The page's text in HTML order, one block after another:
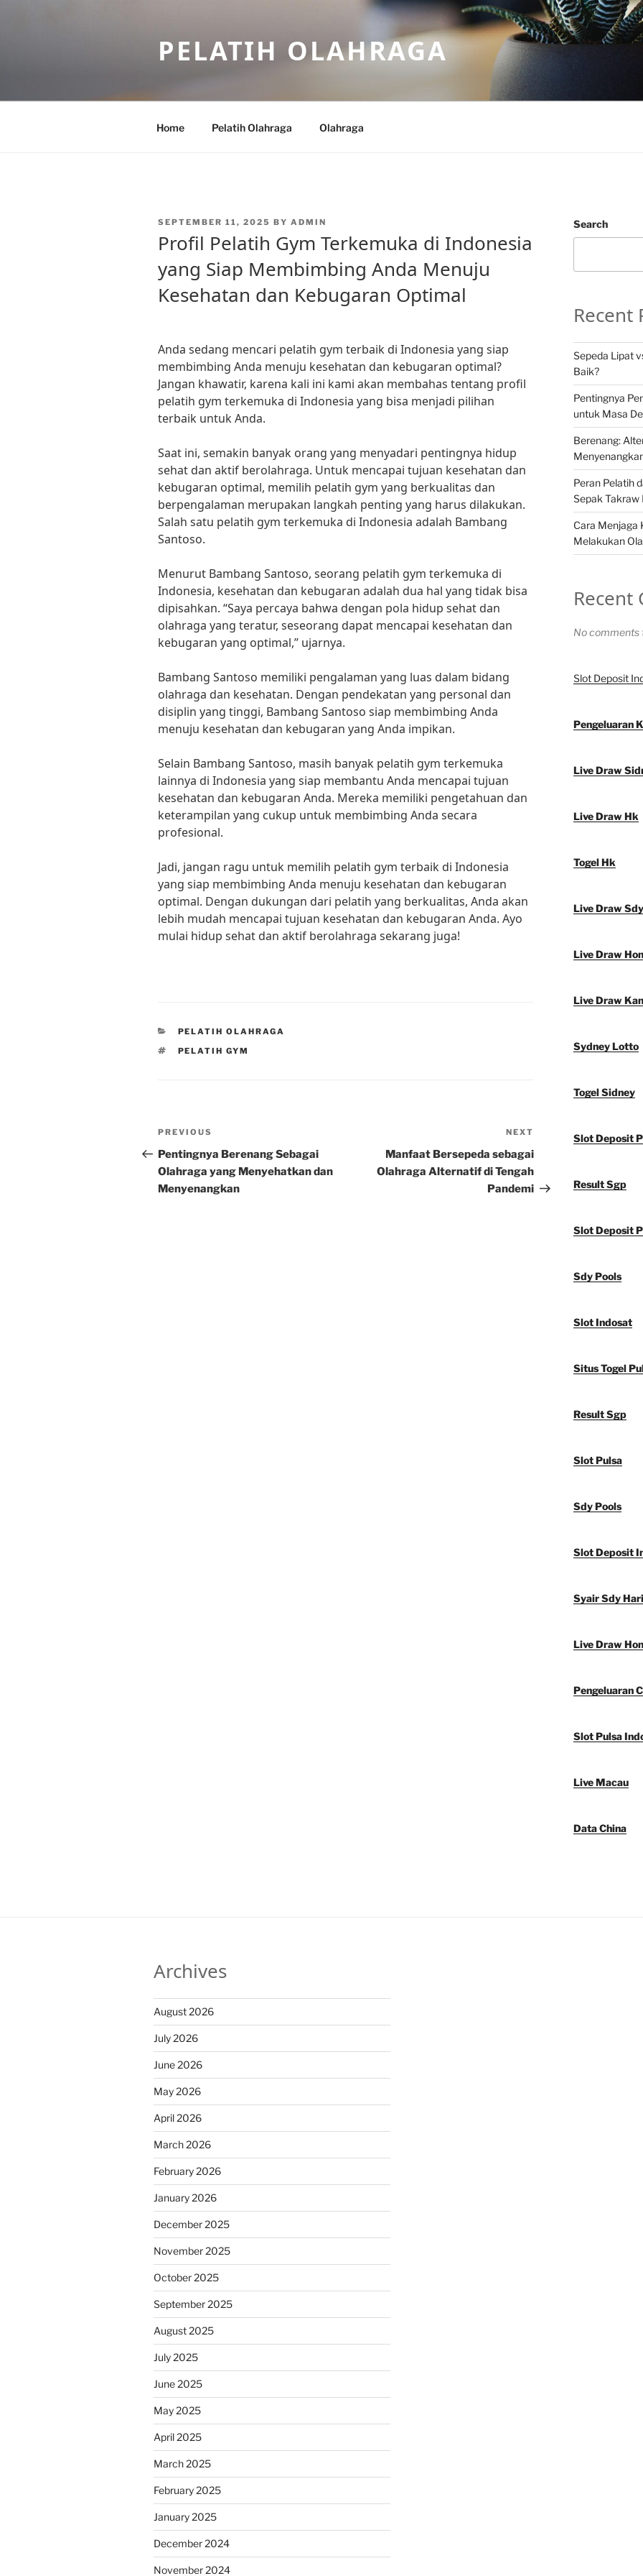
PELATIH OLAHRAGA
Home Pelatih Olahraga Olahraga
POSTED
SEPTEMBER 11, 2025 BY ADMIN
Profil Pelatih Gym Terkemuka di Indonesia
yang Siap Membimbing Anda Menuju
Kesehatan dan Kebugaran Optimal
Anda sedang mencari pelatih gym terbaik di Indonesia yang siap
membimbing Anda menuju kesehatan dan kebugaran optimal?
Jangan khawatir, karena kali ini kami akan membahas tentang profil
pelatih gym terkemuka di Indonesia yang bisa menjadi pilihan
terbaik untuk Anda.
Saat ini, semakin banyak orang yang menyadari pentingnya hidup
sehat dan aktif berolahraga. Untuk mencapai tujuan kesehatan dan
kebugaran optimal, memilih pelatih gym yang berkualitas dan
berpengalaman merupakan langkah penting yang harus dilakukan.
Salah satu pelatih gym terkemuka di Indonesia adalah Bambang
Santoso.
Menurut Bambang Santoso, seorang pelatih gym terkemuka di
Indonesia, kesehatan dan kebugaran adalah dua hal yang tidak bisa
dipisahkan. “Saya percaya bahwa dengan pola hidup sehat dan
olahraga yang teratur, seseorang dapat mencapai kesehatan dan
kebugaran yang optimal,” ujarnya.
Bambang Santoso memiliki pengalaman yang luas dalam bidang
olahraga dan kesehatan. Dengan pendekatan yang personal dan
disiplin yang tinggi, Bambang Santoso siap membimbing Anda
menuju kesehatan dan kebugaran yang Anda impikan.
Selain Bambang Santoso, masih banyak pelatih gym terkemuka
lainnya di Indonesia yang siap membantu Anda mencapai tujuan
kesehatan dan kebugaran Anda. Mereka memiliki pengetahuan dan
keterampilan yang cukup untuk membimbing Anda secara
profesional.
Jadi, jangan ragu untuk memilih pelatih gym terbaik di Indonesia
yang siap membimbing Anda menuju kesehatan dan kebugaran
optimal. Dengan dukungan dari pelatih yang berkualitas, Anda akan
lebih mudah mencapai tujuan kesehatan dan kebugaran Anda. Ayo
mulai hidup sehat dan aktif berolahraga sekarang juga!
CATEGORIES
PELATIH OLAHRAGA
TAGS
PELATIH GYM
Post
navigation
Previous
Post
PREVIOUS
Pentingnya Berenang Sebagai
Olahraga yang Menyehatkan dan
Menyenangkan
Post
NEXT
Manfaat Bersepeda sebagai
Olahraga Alternatif di Tengah
Pandemi
Search
Recent
Sepeda Lipat
Baik?
Pentingnya
untuk Masa
Berenang:
Peran Pelatih
Sepak Takraw
Cara Menjaga
Melakukan
Recent
No comments
Slot Deposit
Pengeluaran
Live Draw
Live Draw Hk
Togel Hk
Live Draw Sdy
Live Draw
Live Draw
Sydney Lotto
Togel Sidney
Slot Deposit
Result Sgp
Slot Deposit
Sdy Pools
Slot Indosat
Situs Togel
Result Sgp
Slot Pulsa
Sdy Pools
Slot Deposit
Syair Sdy
Live Draw
Pengeluaran
Slot Pulsa
Live Macau
Data China
Archives
August 2026
July 2026
June 2026
May 2026
April 2026
March 2026
February 2026
January 2026
December 2025
November 2025
October 2025
September 2025
August 2025
July 2025
June 2025
May 2025
April 2025
March 2025
February 2025
January 2025
December 2024
November 2024